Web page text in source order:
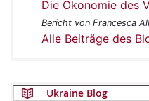
Die Ökonomie des
Bericht von Francesca
Alle Beiträge des
Ukraine Blog